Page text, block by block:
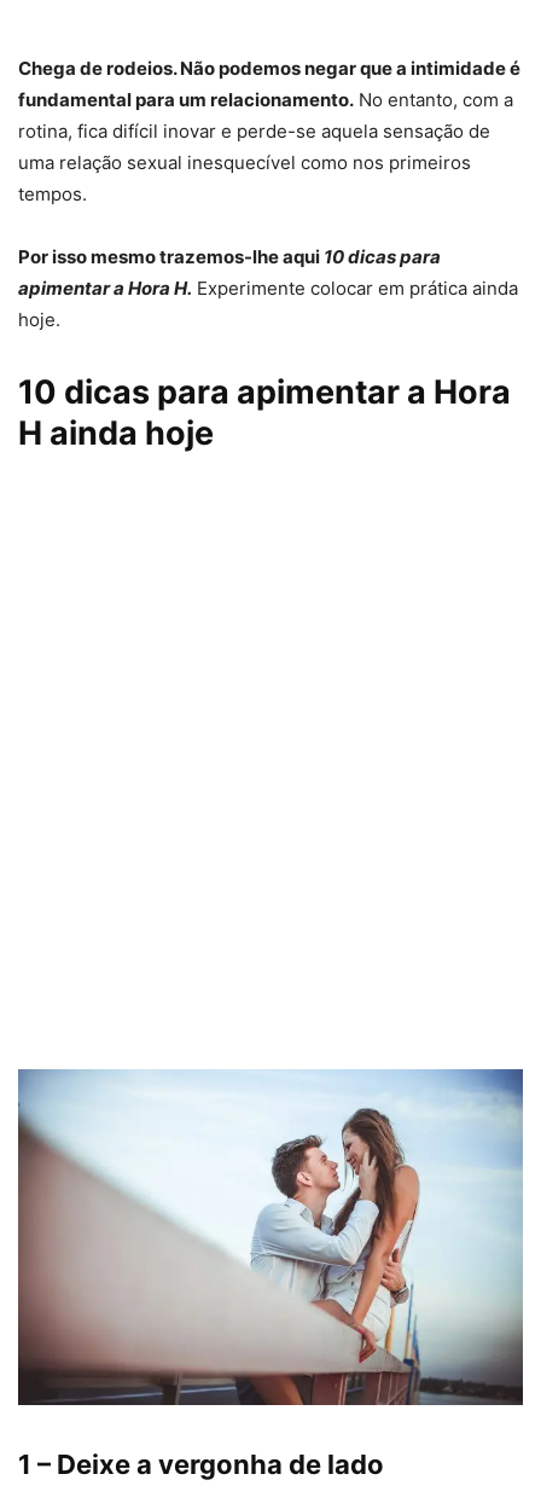
Chega de rodeios. Não podemos negar que a intimidade é
fundamental para um relacionamento. No entanto, com a
rotina, fica difícil inovar e perde-se aquela sensação de
uma relação sexual inesquecível como nos primeiros
tempos.
Por isso mesmo trazemos-lhe aqui 10 dicas para
apimentar a Hora H. Experimente colocar em prática ainda
hoje.
10 dicas para apimentar a Hora
H ainda hoje
1 – Deixe a vergonha de lado